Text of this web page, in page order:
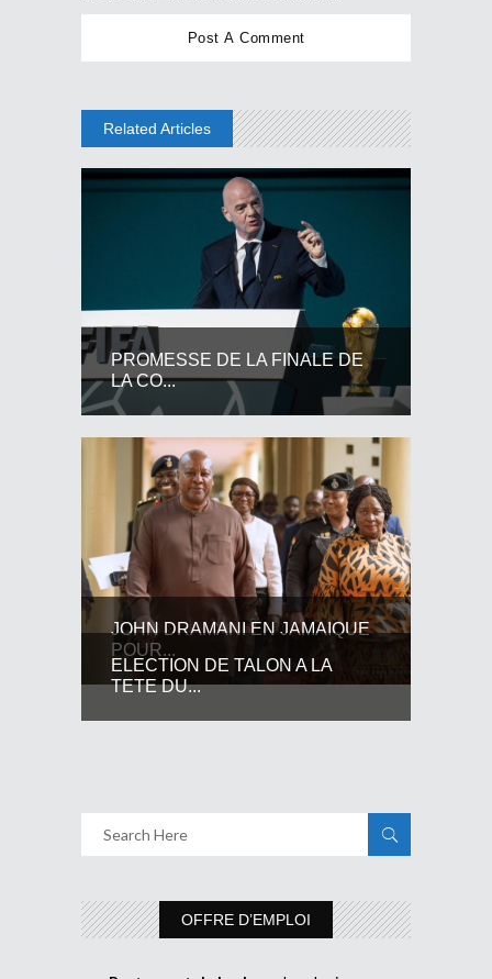
Related Articles
PROMESSE DE LA FINALE DE
LA CO...
JOHN DRAMANI EN JAMAIQUE
POUR...
ELECTION DE TALON A LA
TETE DU...
OFFRE D’EMPLOI